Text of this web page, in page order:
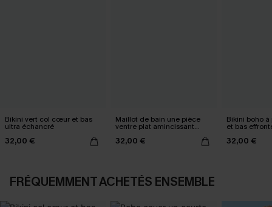
Bikini vert col cœur et bas
ultra échancré
32,00 €
Maillot de bain une pièce
ventre plat amincissant
32,00 €
Bikini boho
et bas
32,00 €
FRÉQUEMMENT ACHETÉS ENSEMBLE